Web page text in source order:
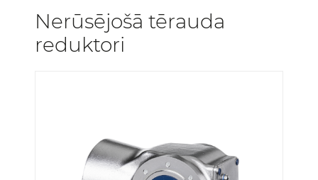
Nerūsējošā tērauda
reduktori